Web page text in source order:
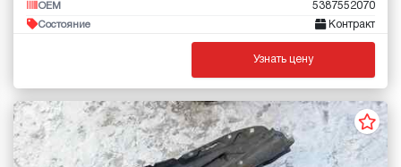
OEM 5387552070
Состояние Контракт
Узнать цену